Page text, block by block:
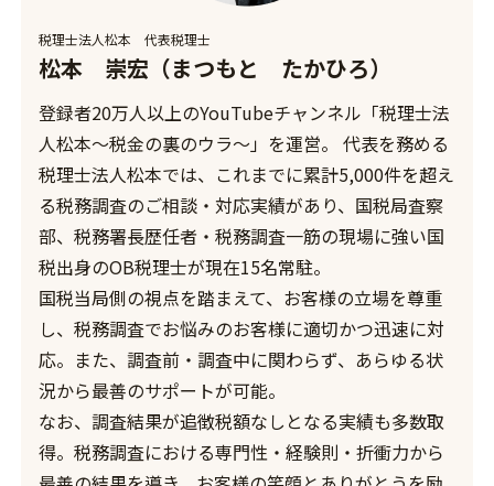
税理士法人松本 代表税理士
松本 崇宏（まつもと たかひろ）
登録者20万人以上のYouTubeチャンネル「税理士法
人松本〜税金の裏のウラ〜」を運営。 代表を務める
税理士法人松本では、これまでに累計5,000件を超え
る税務調査のご相談・対応実績があり、国税局査察
部、税務署長歴任者・税務調査一筋の現場に強い国
税出身のOB税理士が現在15名常駐。
国税当局側の視点を踏まえて、お客様の立場を尊重
し、税務調査でお悩みのお客様に適切かつ迅速に対
応。また、調査前・調査中に関わらず、あらゆる状
況から最善のサポートが可能。
なお、調査結果が追徴税額なしとなる実績も多数取
得。税務調査における専門性・経験則・折衝力から